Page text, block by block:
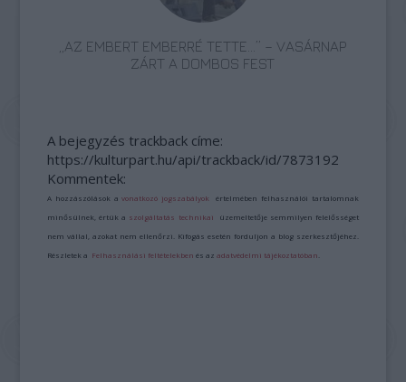
„AZ EMBERT EMBERRÉ TETTE…” – VASÁRNAP
ZÁRT A DOMBOS FEST
A bejegyzés trackback címe:
https://kulturpart.hu/api/trackback/id/7873192
Kommentek:
A hozzászólások avonatkozó jogszabályok értelmében felhasználói tartalomnak
minősülnek, értük a szolgáltatás technikai üzemeltetője semmilyen felelősséget
nem vállal, azokat nem ellenőrzi. Kifogás esetén forduljon a blog szerkesztőjéhez.
Részletek a Felhasználási feltételekben és azadatvédelmi tájékoztatóban